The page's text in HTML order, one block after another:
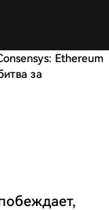
Ethereum
за